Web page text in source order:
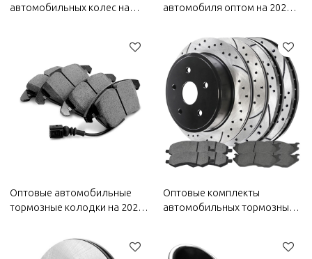
автомобильных колес на
жесткость, устойчивость к
коррозии и износу,
устойчивость к высоким
температурам |
Автозапчасти для кузова
автомобиля оптом на 2022
коррозии и износу,
пыленепроницаемость и
водонепроницаемость,
легкость очистки | Детали
кузова автомобиля для
Wuling
Оптовые автомобильные
тормозные колодки на 2022
торможение, высокая
стабильность, низкий
Оптовые комплекты
автомобильных тормозных
низкий уровень шума,